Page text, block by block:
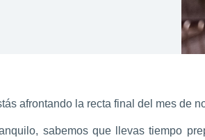
afrontando la recta final del mes de
sabemos que llevas tiempo